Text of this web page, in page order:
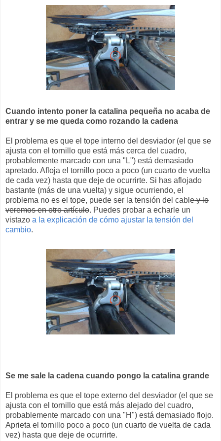
Cuando intento poner la catalina pequeña no acaba de
entrar y se me queda como rozando la cadena
El problema es que el tope interno del desviador (el que se
ajusta con el tornillo que está más cerca del cuadro,
probablemente marcado con una "L") está demasiado
apretado. Afloja el tornillo poco a poco (un cuarto de vuelta
de cada vez) hasta que deje de ocurrirte. Si has aflojado
bastante (más de una vuelta) y sigue ocurriendo, el
problema no es el tope, puede ser la tensión del cabley lo
veremos en otro artículo. Puedes probar a echarle un
vistazo a la explicación de cómo ajustar la tensión del
cambio.
Se me sale la cadena cuando pongo la catalina grande
El problema es que el tope externo del desviador (el que se
ajusta con el tornillo que está más alejado del cuadro,
probablemente marcado con una "H") está demasiado flojo.
Aprieta el tornillo poco a poco (un cuarto de vuelta de cada
vez) hasta que deje de ocurrirte.